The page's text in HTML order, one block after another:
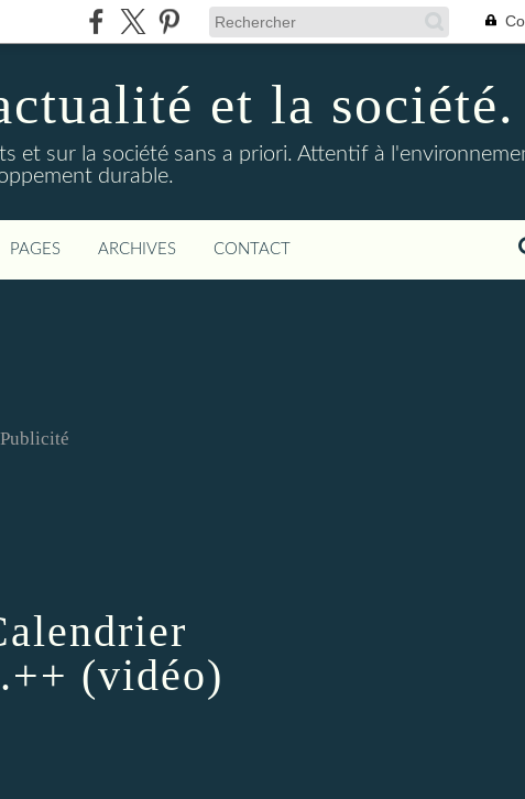
et la société.
et sur la société sans a priori. Attentif à
durable.
PAGES ARCHIVES CONTACT
Publicité
(vidéo)